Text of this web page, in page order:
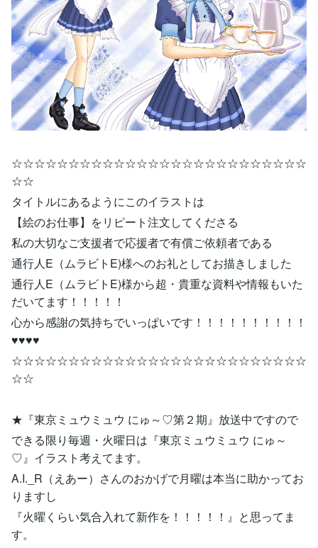
☆☆☆☆☆☆☆☆☆☆☆☆☆☆☆☆☆☆☆☆☆☆☆☆☆☆
☆☆
タイトルにあるようにこのイラストは
【絵のお仕事】をリピート注文してくださる
私の大切なご支援者で応援者で有償ご依頼者である
通行人E（ムラビトE)様へのお礼としてお描きしました
通行人E（ムラビトE)様から超・貴重な資料や情報もいた
だいてます！！！！！
心から感謝の気持ちでいっぱいです！！！！！！！！！！
♥♥♥♥
☆☆☆☆☆☆☆☆☆☆☆☆☆☆☆☆☆☆☆☆☆☆☆☆☆☆
☆☆
★『東京ミュウミュウ にゅ～♡第２期』放送中ですので
できる限り毎週・火曜日は『東京ミュウミュウ にゅ～
♡』イラスト考えてます。
A.I._R（えあー）さんのおかげで月曜は本当に助かってお
りますし
『火曜くらい気合入れて新作を！！！！！』と思ってま
す。